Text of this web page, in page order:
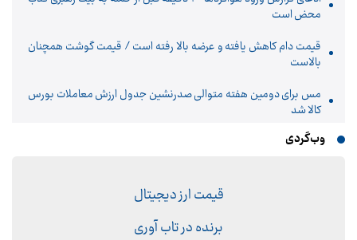
محض است
قیمت دام کاهش یافته و عرضه بالا رفته است / قیمت گوشت همچنان
بالاست
مس برای دومین هفته متوالی صدرنشین جدول ارزش معاملات بورس
کالا شد
وب‌گردی
قیمت ارز دیجیتال
برنده در تاب آوری